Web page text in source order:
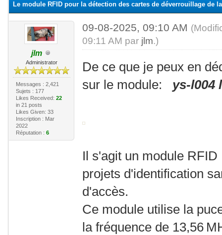
Le module RFID pour la détection des cartes de déverrouillage de
jlm
Administrator
Messages : 2,421
Sujets : 177
Likes Received: 22
in 21 posts
Likes Given: 33
Inscription : Mar
2022
Réputation : 6
09-08-2025, 09:10 AM
09:11 AM par jlm.)
De ce que je peux en
sur le module:
ys-l004
Il s'agit un module
projets d'identification
d'accès.
Ce module utilise la
la fréquence de 13,56